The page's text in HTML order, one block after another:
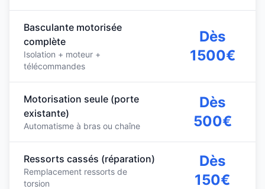
Basculante motorisée
complète
Isolation + moteur +
télécommandes
Dès
1500€
Motorisation seule (porte
existante)
Automatisme à bras ou chaîne
Dès
500€
Ressorts cassés (réparation)
Remplacement ressorts de
torsion
Dès
150€